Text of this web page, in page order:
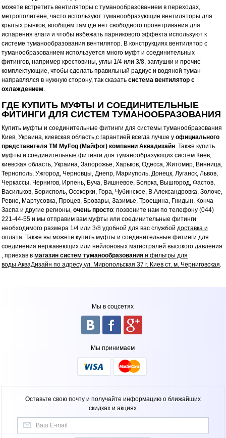
можете встретить вентиляторы с туманообразованием в переходах,
метрополитене, часто используют туманообразующие вентиляторы для
крытых рынков, вообщем там где нет свободного проветривания для
испарения влаги и чтобы избежать парникового эффекта используют к
системе туманообразования вентилятор. В конструкциях вентилятор с
туманообразованием используется много муфт и соединительных
фитингов, например крестовины, углы 1/4 или 3/8, заглушки и прочие
комплектующие, чтобы сделать правильный радиус и водяной туман
направлялся в нужную сторону, так сказатьсистема вентилятор с
охлаждением.
ГДЕ КУПИТЬ МУФТЫ И СОЕДИНИТЕЛЬНЫЕ
ФИТИНГИ ДЛЯ СИСТЕМ ТУМАНООБРАЗОВАНИЯ
Купить муфты и соединительные фитинги для системы туманообразования
Киев, Украина, киевская область,с гарантией всегда лучше у официального
представителя ТМ MyFog (Майфог) компании Аквадизайн. Также купить
муфты и соединительные фитинги для туманообразующих систем Киев,
киевская область, Украина, Запорожье, Харьков, Одесса, Житомир, Винница,
Тернополь, Ужгород, Черновцы, Днепр, Мариуполь, Донецк, Луганск, Львов,
Черкассы, Чернигов, Ирпень, Буча, Вишневое, Боярка, Вышгород, Фастов,
Васильков, Борисполь, Осокорки, Гора, Чубинское, В.Александровка, Золоче,
Ревне, Мартусовка, Процев, Бровары, Зазимье, Троещина, Гнидын, Конча
Заспа и другие регионы, очень просто: позвоните нам по телефону (044)
221-44-55 и мы отправим вам муфты или соединительные фитинги
необходимого размера 1/4 или 3/8 удобной для вас службойдоставка и
оплата. Также вы можете купить муфты и соединительные фитинги для
соединения нержавеющих или нейлоновых магистралей высокого давления
, приехав вмагазин систем туманообразованияи фильтры для
воды АкваДизайн по адресу ул. Миропольская 37 г. Киев ст. м. Черниговская.
Мы в соцсетях
Мы принимаем
Оставьте свою почту и получайте информацию о ближайших
скидках и акциях